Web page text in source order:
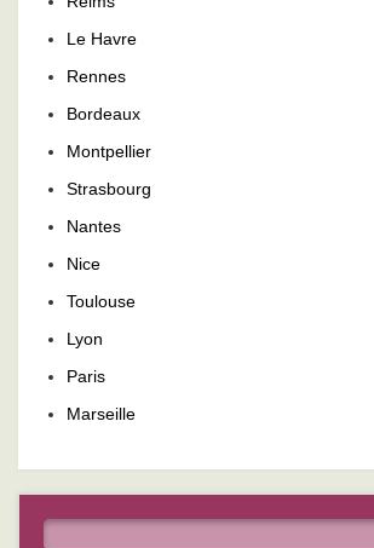
Le Havre
Rennes
Bordeaux
Montpellier
Strasbourg
Nantes
Nice
Toulouse
Lyon
Paris
Marseille